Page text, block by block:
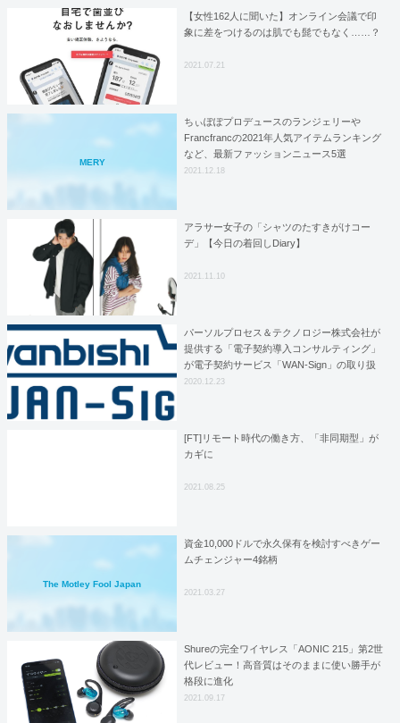
【女性162人に聞いた】オンライン会議で印
象に差をつけるのは肌でも髭でもなく……？
2021.07.21
MERY
ちぃぽぽプロデュースのランジェリーや
Francfrancの2021年人気アイテムランキング
など、最新ファッションニュース5選
2021.12.18
アラサー女子の「シャツのたすきがけコー
デ」【今日の着回しDiary】
2021.11.10
パーソルプロセス＆テクノロジー株式会社が
提供する「電子契約導入コンサルティング」
が電子契約サービス「WAN-Sign」の取り扱
いを開始
2020.12.23
[FT]リモート時代の働き方、「非同期型」が
カギに
2021.08.25
The Motley Fool Japan
資金10,000ドルで永久保有を検討すべきゲー
ムチェンジャー4銘柄
2021.03.27
Shureの完全ワイヤレス「AONIC 215」第2世
代レビュー！高音質はそのままに使い勝手が
格段に進化
2021.09.17